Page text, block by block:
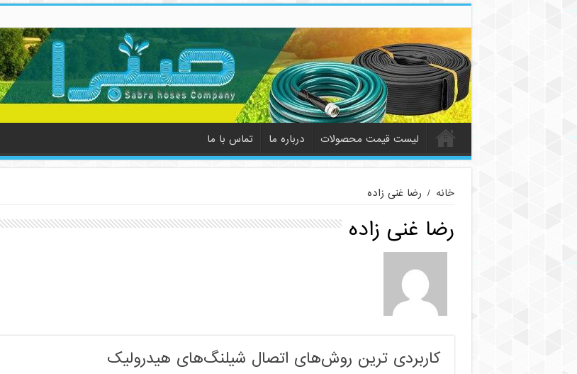
لیست قیمت محصولات درباره ما تماس با ما
خانه / رضا غنی زاده
رضا غنی زاده
کاربردی ترین روش‌های اتصال شیلنگ‌های هیدرولیک